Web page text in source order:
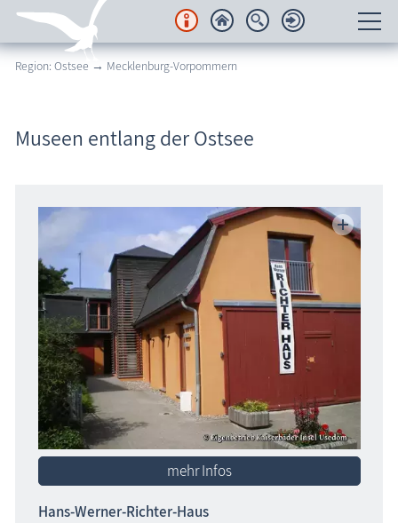
Unterkünfte
Karten
Freizeit
Wissenswertes
Veranstaltungen
Blog
Region: Ostsee → Mecklenburg-Vorpommern
Museen entlang der Ostsee
mehr Infos
Hans-Werner-Richter-Haus